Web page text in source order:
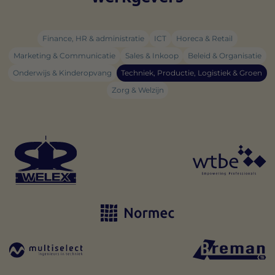
Finance, HR & administratie ICT
Horeca & Retail
Marketing & Communicatie
Sales & Inkoop
Beleid & Organisatie
Onderwijs & Kinderopvang
Techniek, Productie, Logistiek & Groen
Zorg & Welzijn